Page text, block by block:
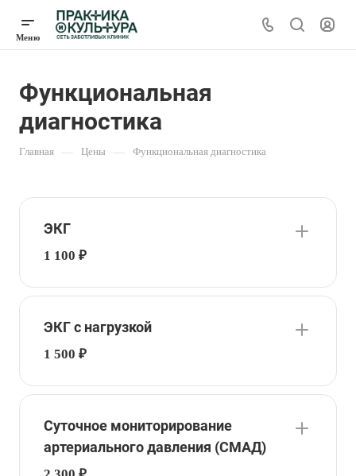
Функциональная
диагностика
Главная — Цены — Функциональная диагностика
ЭКГ
1 100 ₽
ЭКГ с нагрузкой
1 500 ₽
Суточное мониторирование
артериального давления (СМАД)